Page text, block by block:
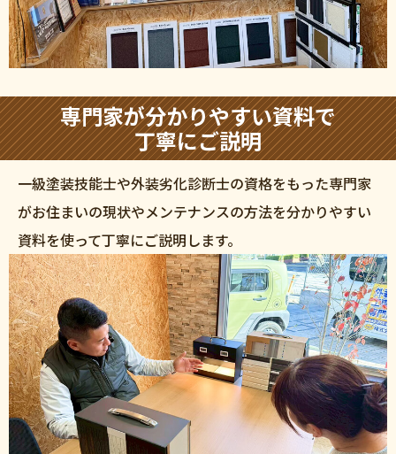
専門家が分かりやすい資料で
丁寧にご説明
一級塗装技能士や外装劣化診断士の資格をもった専門家
がお住まいの現状やメンテナンスの方法を分かりやすい
資料を使って丁寧にご説明します。